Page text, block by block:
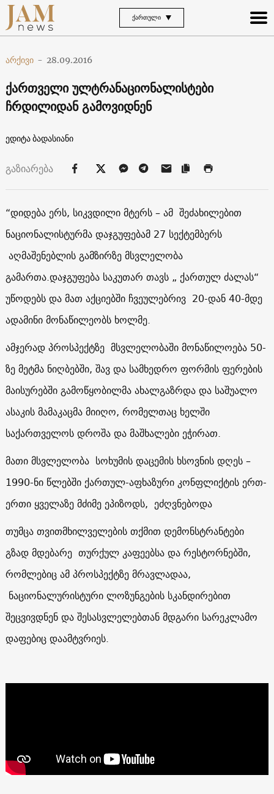
ᲥᲐᲠᲗᲣᲚᲘ
არქივი - 28.09.2016
ქართველი ულტრანაციონალისტები
ჩრდილიდან გამოვიდნენ
ედიტა ბადასიანი
გაზიარება
“დიდება ერს, სიკვდილი მტერს – ამ შეძახილებით
ნაციონალისტურმა დაჯგუფებამ 27 სექტემბერს
აღმაშენებლის გამზირზე მსვლელობა
გამართა.დაჯგუფება საკუთარ თავს „ ქართულ ძალას“
უწოდებს და მათ აქციებში ჩვეულებრივ 20-დან 40-მდე
ადამინი მონაწილეობს ხოლმე.
ამჯერად პროსპექტზე მსვლელობაში მონაწილოება 50-
ზე მეტმა ნიღბებში, შავ და სამხედრო ფორმის ფერების
მაისურებში გამოწყობილმა ახალგაზრდა და საშუალო
ასაკის მამაკაცმა მიიღო, რომელთაც ხელში
საქართველოს დროშა და მაშხალები ეჭირათ.
მათი მსვლელობა სოხუმის დაცემის ხსოვნის დღეს –
1990-ნი წლებში ქართულ-აფხაზური კონფლიქტის ერთ-
ერთი ყველაზე მძიმე ეპიზოდს, ეძღვნებოდა
თუმცა თვითმხილველების თქმით დემონსტრანტები
გზად მდებარე თურქულ კაფეებსა და რესტორნებში,
რომლებიც ამ პროსპექტზე მრავლადაა,
ნაციონალურისტური ლოზუნგების სკანდირებით
შეცვივდნენ და შესასვლელებთან მდგარი სარეკლამო
დაფებიც დაამტვრიეს.